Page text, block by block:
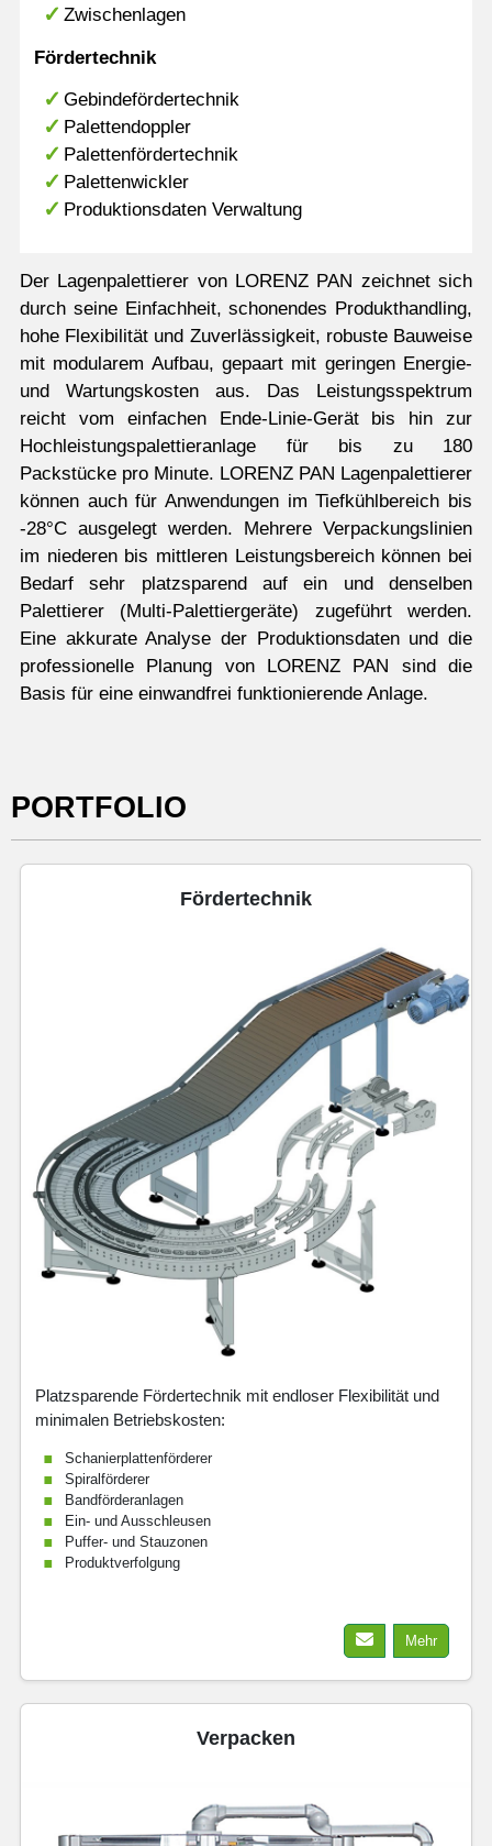
Zwischenlagen
Fördertechnik
Gebindefördertechnik
Palettendoppler
Palettenfördertechnik
Palettenwickler
Produktionsdaten Verwaltung
Der Lagenpalettierer von LORENZ PAN zeichnet sich
durch seine Einfachheit, schonendes Produkthandling,
hohe Flexibilität und Zuverlässigkeit, robuste Bauweise
mit modularem Aufbau, gepaart mit geringen Energie-
und Wartungskosten aus. Das Leistungsspektrum
reicht vom einfachen Ende-Linie-Gerät bis hin zur
Hochleistungspalettieranlage für bis zu 180
Packstücke pro Minute. LORENZ PAN Lagenpalettierer
können auch für Anwendungen im Tiefkühlbereich bis
-28°C ausgelegt werden. Mehrere Verpackungslinien
im niederen bis mittleren Leistungsbereich können bei
Bedarf sehr platzsparend auf ein und denselben
Palettierer (Multi-Palettiergeräte) zugeführt werden.
Eine akkurate Analyse der Produktionsdaten und die
professionelle Planung von LORENZ PAN sind die
Basis für eine einwandfrei funktionierende Anlage.
PORTFOLIO
Fördertechnik
Platzsparende Fördertechnik mit endloser Flexibilität und
minimalen Betriebskosten:
Schanierplattenförderer
Spiralförderer
Bandförderanlagen
Ein- und Ausschleusen
Puffer- und Stauzonen
Produktverfolgung
Mehr
Verpacken